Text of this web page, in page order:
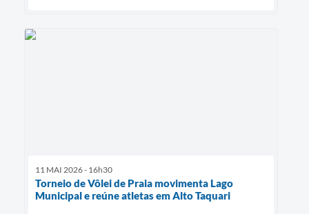
11 MAI 2026 - 16h30
Torneio de Vôlei de Praia movimenta Lago
Municipal e reúne atletas em Alto Taquari